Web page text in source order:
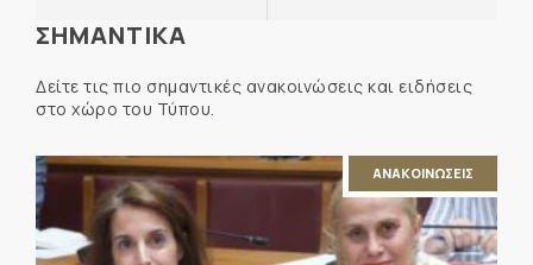
ΣΗΜΑΝΤΙΚΑ
Δείτε τις πιο σημαντικές ανακοινώσεις και ειδήσεις
στο χώρο του Τύπου.
ΑΝΑΚΟΙΝΩΣΕΙΣ